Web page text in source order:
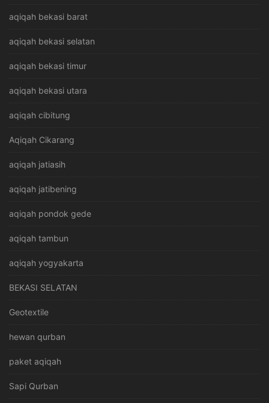
aqiqah bekasi barat
aqiqah bekasi selatan
aqiqah bekasi timur
aqiqah bekasi utara
aqiqah cibitung
Aqiqah Cikarang
aqiqah jatiasih
aqiqah jatibening
aqiqah pondok gede
aqiqah tambun
aqiqah yogyakarta
BEKASI SELATAN
Geotextile
hewan qurban
paket aqiqah
Sapi Qurban